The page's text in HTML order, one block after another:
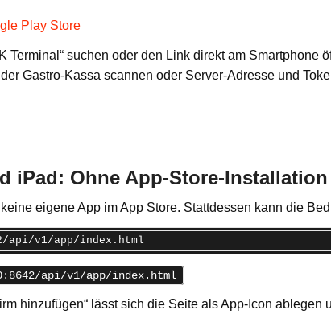
Play Store
Terminal“ suchen oder den Link direkt am
Gastro-Kassa scannen oder Server-Adresse und
iPad: Ohne App-Store-Installation
eigene App im App Store. Stattdessen kann die
api/v1/app/index.html
api/v1/app/index.html
hinzufügen“ lässt sich die Seite als App-Icon